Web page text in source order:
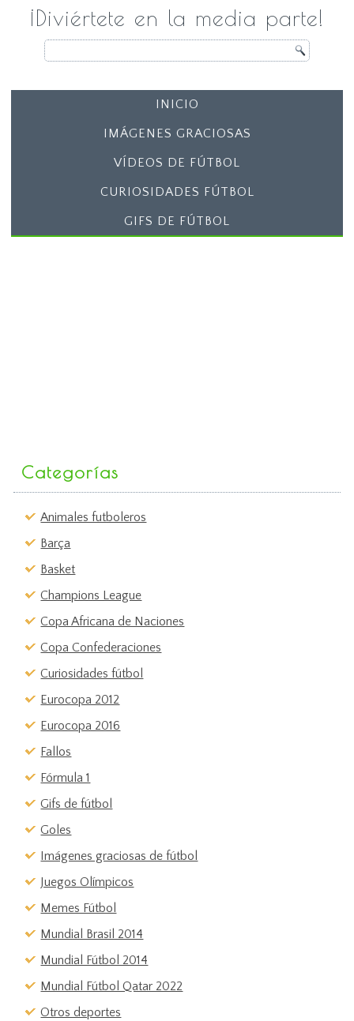
¡Diviértete en la media parte!
INICIO
IMÁGENES GRACIOSAS
VÍDEOS DE FÚTBOL
CURIOSIDADES FÚTBOL
GIFS DE FÚTBOL
Categorías
Animales futboleros
Barça
Basket
Champions League
Copa Africana de Naciones
Copa Confederaciones
Curiosidades fútbol
Eurocopa 2012
Eurocopa 2016
Fallos
Fórmula 1
Gifs de fútbol
Goles
Imágenes graciosas de fútbol
Juegos Olímpicos
Memes Fútbol
Mundial Brasil 2014
Mundial Fútbol 2014
Mundial Fútbol Qatar 2022
Otros deportes